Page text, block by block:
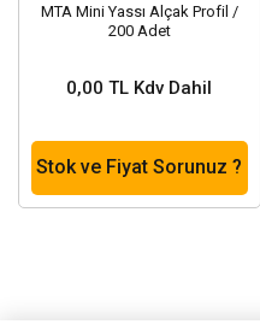
MTA Mini Yassı Alçak Profil /
200 Adet
0,00 TL Kdv Dahil
Stok ve Fiyat Sorunuz ?